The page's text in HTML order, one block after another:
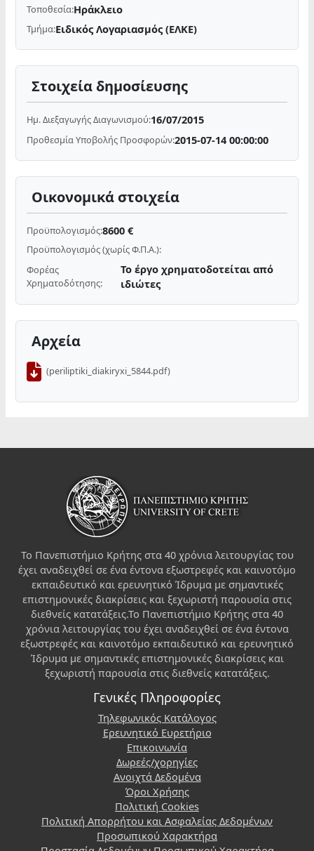
Τοποθεσία:Ηράκλειο
Τμήμα:Ειδικός Λογαριασμός (ΕΛΚΕ)
Στοιχεία δημοσίευσης
Ημ. Διεξαγωγής Διαγωνισμού:16/07/2015
Προθεσμία Υποβολής Προσφορών:2015-07-14 00:00:00
Οικονομικά στοιχεία
Προϋπολογισμός:8600 €
Προϋπολογισμός (χωρίς Φ.Π.Α.):
Φορέας
Χρηματοδότησης:
Το έργο χρηματοδοτείται από
ιδιώτες
Αρχεία
(periliptiki_diakiryxi_5844.pdf)
Το Πανεπιστήμιο Κρήτης στα 40 χρόνια λειτουργίας του
έχει αναδειχθεί σε ένα έντονα εξωστρεφές και καινοτόμο
εκπαιδευτικό και ερευνητικό Ίδρυμα με σημαντικές
επιστημονικές διακρίσεις και ξεχωριστή παρουσία στις
διεθνείς κατατάξεις.Το Πανεπιστήμιο Κρήτης στα 40
χρόνια λειτουργίας του έχει αναδειχθεί σε ένα έντονα
εξωστρεφές και καινοτόμο εκπαιδευτικό και ερευνητικό
Ίδρυμα με σημαντικές επιστημονικές διακρίσεις και
ξεχωριστή παρουσία στις διεθνείς κατατάξεις.
Γενικές Πληροφορίες
Τηλεφωνικός Κατάλογος
Ερευνητικό Ευρετήριο
Επικοινωνία
Δωρεές/χορηγίες
Ανοιχτά Δεδομένα
Όροι Χρήσης
Πολιτική Cookies
Πολιτική Απορρήτου και Ασφαλείας Δεδομένων
Προσωπικού Χαρακτήρα